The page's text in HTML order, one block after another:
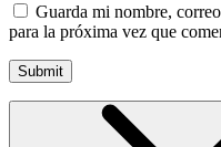
Guarda mi nombre,
para la próxima vez que